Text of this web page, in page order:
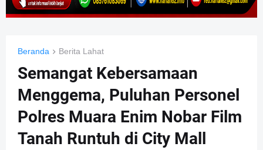
Beranda Berita Lahat
Semangat Kebersamaan
Menggema, Puluhan Personel
Polres Muara Enim Nobar Film
Tanah Runtuh di City Mall